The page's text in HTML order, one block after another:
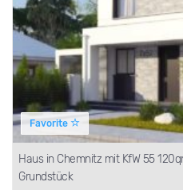
Favorite
Haus in Chemnitz mit KfW 55
Grundstück